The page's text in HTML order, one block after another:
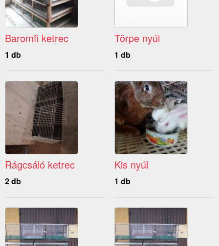
Baromfi ketrec
1 db
Törpe nyúl
1 db
Rágcsáló ketrec
2 db
Kis nyúl
1 db